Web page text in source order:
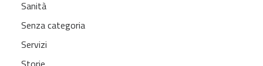
Sanità
Senza categoria
Servizi